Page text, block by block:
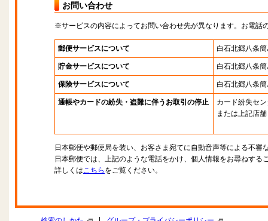
お問い合わせ
※サービスの内容によってお問い合わせ先が異なります。お電話
郵便サービスについて 白石北郷八条
貯金サービスについて 白石北郷八条
保険サービスについて 白石北郷八条
通帳やカードの紛失・盗難に伴うお取引の停止
カード紛失セ
または上記店舗
日本郵便や郵便局を装い、お客さま宛てに自動音声等による不審
日本郵便では、上記のような電話をかけ、個人情報をお尋ねする
詳しくはこちら をご覧ください。